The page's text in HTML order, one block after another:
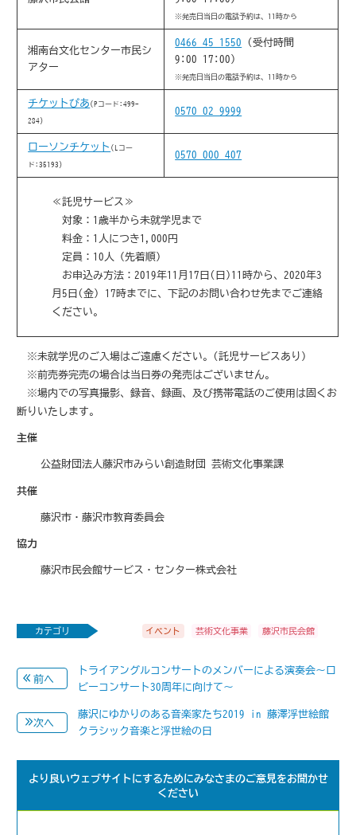
※発売日当日の電話予約は、11時から
湘南台文化センター市民シ
アター
0466-45-1550 (受付時間
9:00-17:00)
※発売日当日の電話予約は、11時から
チケットぴあ (Pコード:499-
284)
0570-02-9999
ローソンチケット (Lコー
ド:35193)
0570-000-407
≪託児サービス≫
対象：1歳半から未就学児まで
料金：1人につき1,000円
定員：10人（先着順）
お申込み方法：2019年11月17日(日)11時から、2020年3
月5日(金) 17時までに、下記のお問い合わせ先までご連絡
ください。
※未就学児のご入場はご遠慮ください。(託児サービスあり)
※前売券完売の場合は当日券の発売はございません。
※場内での写真撮影、録音、録画、及び携帯電話のご使用は固くお
断りいたします。
主催
公益財団法人藤沢市みらい創造財団 芸術文化事業課
共催
藤沢市・藤沢市教育委員会
協力
藤沢市民会館サービス・センター株式会社
カテゴリ イベント 芸術文化事業 藤沢市民会館
前へ
トライアングルコンサートのメンバーによる演奏会～ロ
ビーコンサート30周年に向けて～
次へ
藤沢にゆかりのある音楽家たち2019 in 藤澤浮世絵館
クラシック音楽と浮世絵の日
より良いウェブサイトにするためにみなさまのご意見をお聞かせ
ください